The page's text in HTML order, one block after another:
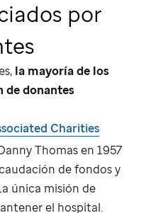
por
la mayoría de los
de donantes
Charities
Thomas en 1957
de fondos y
única misión de
el hospital.